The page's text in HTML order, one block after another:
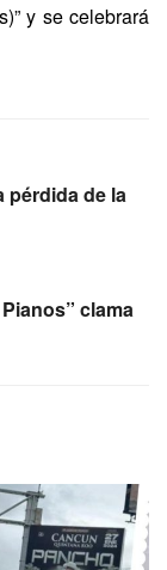
y se celebrará
pérdida de la
clama